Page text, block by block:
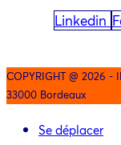
Linkedin
COPYRIGHT @ 2026 -
33000 Bordeaux
Se déplacer